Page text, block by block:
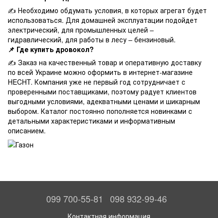
✍ Необходимо обдумать условия, в которых агрегат будет
использоваться. Для домашней эксплуатации подойдет
электрический, для промышленных целей –
гидравлический, для работы в лесу – бензиновый.
📌 Где купить дровокол?
✍ Заказ на качественный товар и оперативную доставку
по всей Украине можно оформить в интернет-магазине
HECHT. Компания уже не первый год сотрудничает с
проверенными поставщиками, поэтому радует клиентов
выгодными условиями, адекватными ценами и шикарным
выбором. Каталог постоянно пополняется новинками с
детальными характеристиками и информативным
описанием.
099 700-55-81 098 932-99-46
Контактная информация